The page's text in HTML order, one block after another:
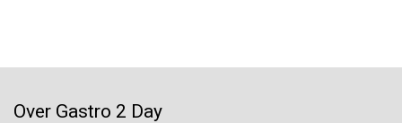
Over Gastro 2 Day